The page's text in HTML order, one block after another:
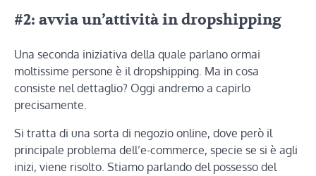
#2: avvia un’attività in dropshipping
Una seconda iniziativa della quale parlano ormai
moltissime persone è il dropshipping. Ma in cosa
consiste nel dettaglio? Oggi andremo a capirlo
precisamente.
Si tratta di una sorta di negozio online, dove però il
principale problema dell’e-commerce, specie se si è agli
inizi, viene risolto. Stiamo parlando del possesso del